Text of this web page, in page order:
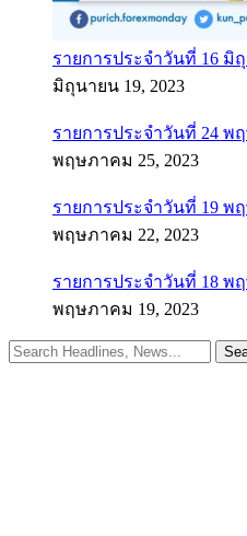
รายการประจำวันที่ 16 มิ
มิถุนายน 19, 2023
รายการประจำวันที่ 24
พฤษภาคม 25, 2023
รายการประจำวันที่ 19 พ
พฤษภาคม 22, 2023
รายการประจำวันที่ 18 พ
พฤษภาคม 19, 2023